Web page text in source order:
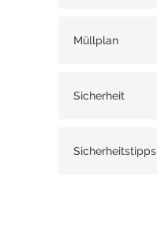
Müllplan
Sicherheit
Sicherheitstipps